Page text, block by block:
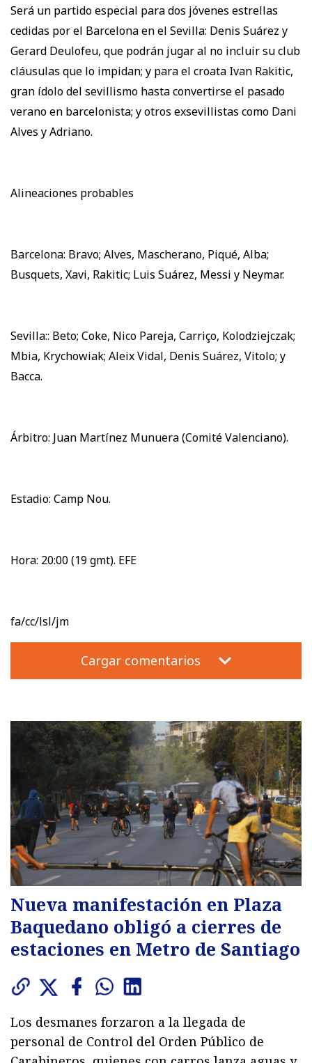
Será un partido especial para dos jóvenes estrellas
cedidas por el Barcelona en el Sevilla: Denis Suárez y
Gerard Deulofeu, que podrán jugar al no incluir su club
cláusulas que lo impidan; y para el croata Ivan Rakitic,
gran ídolo del sevillismo hasta convertirse el pasado
verano en barcelonista; y otros exsevillistas como Dani
Alves y Adriano.
Alineaciones probables
Barcelona: Bravo; Alves, Mascherano, Piqué, Alba;
Busquets, Xavi, Rakitic; Luis Suárez, Messi y Neymar.
Sevilla:: Beto; Coke, Nico Pareja, Carriço, Kolodziejczak;
Mbia, Krychowiak; Aleix Vidal, Denis Suárez, Vitolo; y
Bacca.
Árbitro: Juan Martínez Munuera (Comité Valenciano).
Estadio: Camp Nou.
Hora: 20:00 (19 gmt). EFE
fa/cc/lsl/jm
Cargar comentarios
Nueva manifestación en Plaza
Baquedano obligó a cierres de
estaciones en Metro de Santiago
Los desmanes forzaron a la llegada de
personal de Control del Orden Público de